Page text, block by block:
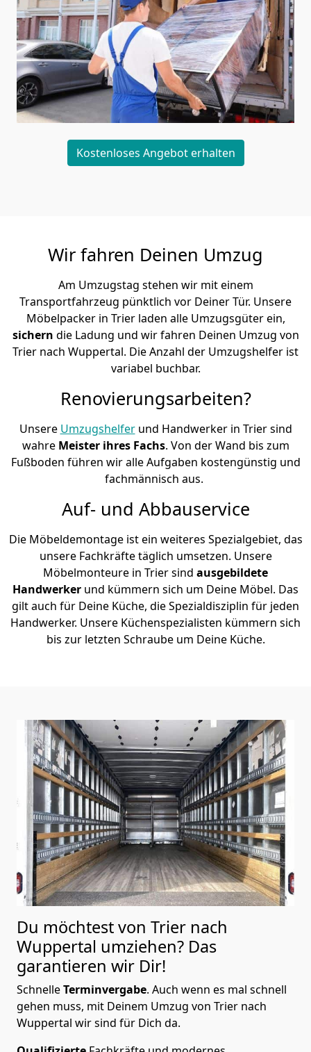
Kostenloses Angebot erhalten
Wir fahren Deinen Umzug
Am Umzugstag stehen wir mit einem
Transportfahrzeug pünktlich vor Deiner Tür. Unsere
Möbelpacker in Trier laden alle Umzugsgüter ein,
sichern die Ladung und wir fahren Deinen Umzug von
Trier nach Wuppertal. Die Anzahl der Umzugshelfer ist
variabel buchbar.
Renovierungsarbeiten?
Unsere Umzugshelferund Handwerker in Trier sind
wahre Meister ihres Fachs. Von der Wand bis zum
Fußboden führen wir alle Aufgaben kostengünstig und
fachmännisch aus.
Auf- und Abbauservice
Die Möbeldemontage ist ein weiteres Spezialgebiet, das
unsere Fachkräfte täglich umsetzen. Unsere
Möbelmonteure in Trier sind ausgebildete
Handwerker und kümmern sich um Deine Möbel. Das
gilt auch für Deine Küche, die Spezialdisziplin für jeden
Handwerker. Unsere Küchenspezialisten kümmern sich
bis zur letzten Schraube um Deine Küche.
Du möchtest von Trier nach
Wuppertal umziehen? Das
garantieren wir Dir!
SchnelleTerminvergabe. Auch wenn es mal schnell
gehen muss, mit Deinem Umzug von Trier nach
Wuppertal wir sind für Dich da.